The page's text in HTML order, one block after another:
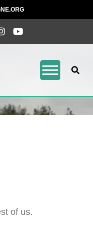
InstagramPinterest
of us.